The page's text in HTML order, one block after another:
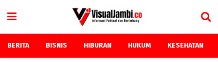
BERITA BISNIS HIBURAN HUKUM KESEHATAN